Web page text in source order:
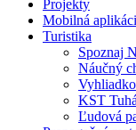
Projekty
Mobilná
Turistika
Spoznaj
Náučný
KST
Ľudová